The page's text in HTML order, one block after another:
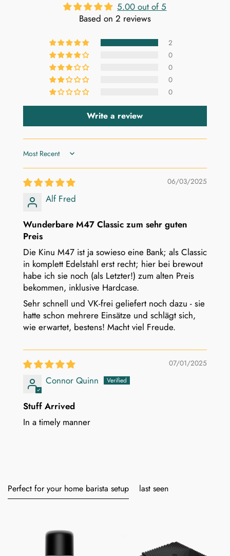
5.00 out of 5
Based on 2 reviews
2
0
0
0
0
Write a review
Sort by
06/03/2025
Alf Fred
Wunderbare M47 Classic zum sehr guten
Preis
Die Kinu M47 ist ja sowieso eine Bank; als Classic
in komplett Edelstahl erst recht; hier bei brewout
habe ich sie noch (als Letzter!) zum alten Preis
bekommen, inklusive Hardcase.
Sehr schnell und VK-frei geliefert noch dazu - sie
hatte schon mehrere Einsätze und schlägt sich,
wie erwartet, bestens! Macht viel Freude.
07/01/2025
Connor Quinn
Stuff Arrived
In a timely manner
Perfect for your home barista setup last seen